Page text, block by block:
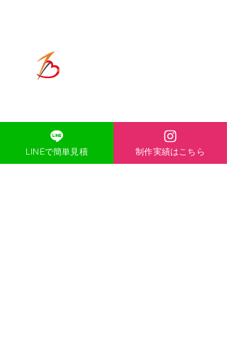
TEL
080-5139-8338
MAIL
acexheartxace@cluster-
LINEで簡単見積 制作実績はこちら